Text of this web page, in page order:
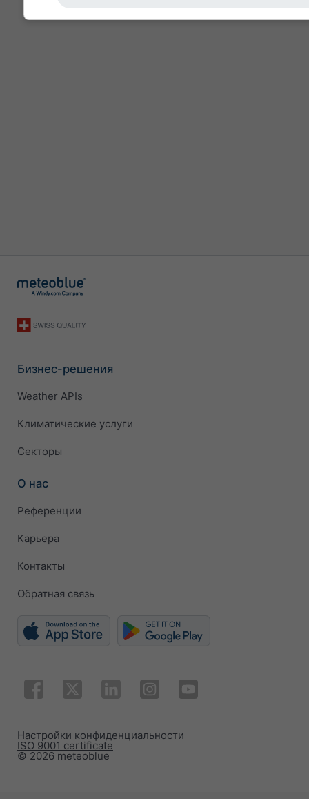
Бизнес-решения
Weather APIs
Климатические услуги
Секторы
О нас
Референции
Карьера
Контакты
Обратная связь
© 2026 meteoblue
ISO 9001 certificate
Настройки конфиденциальности